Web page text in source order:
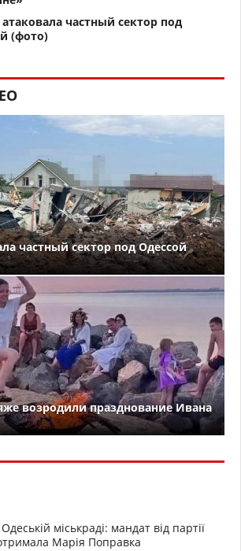
атаковала частный сектор под
(фото)
частный сектор под Одессой
возродили празднование Ивана
міськраді: мандат від партії
Марія Поправка